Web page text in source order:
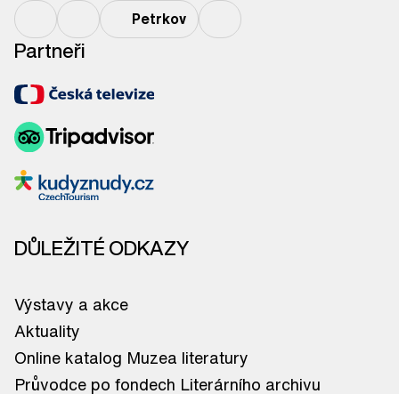
Petrkov
Partneři
DŮLEŽITÉ ODKAZY
Výstavy a akce
Aktuality
Online katalog Muzea literatury
Průvodce po fondech Literárního archivu